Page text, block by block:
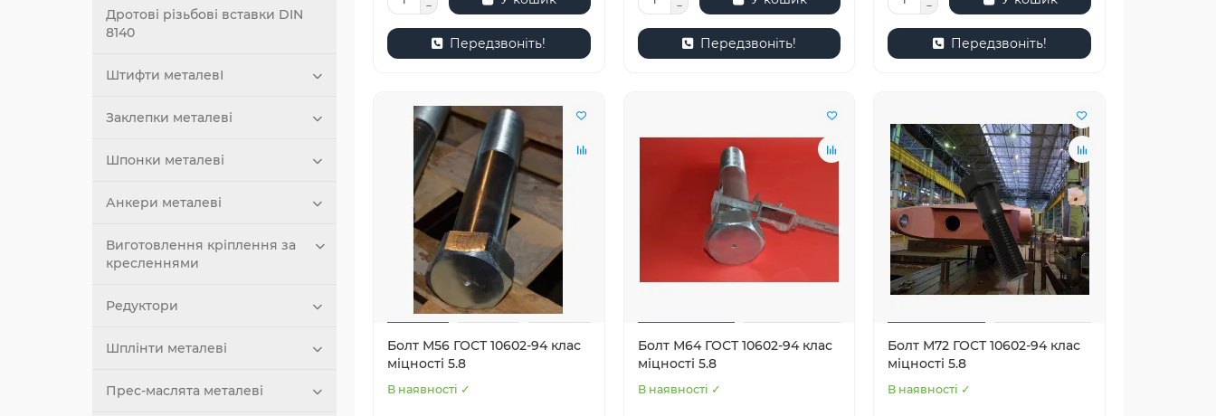
Дротові різьбові вставки DIN
8140
Штифти металевІ
Заклепки металеві
Шпонки металеві
Анкери металеві
Виготовлення кріплення за
кресленнями
Редуктори
Шплінти металеві
Прес-маслята металеві
Передзвоніть! Передзвоніть! Передзвоніть!
Болт М56 ГОСТ 10602-94 клас
міцності 5.8
В наявності ✓
Болт М64 ГОСТ 10602-94 клас
міцності 5.8
В наявності ✓
Болт М72 ГОСТ 10602-94 клас
міцності 5.8
В наявності ✓